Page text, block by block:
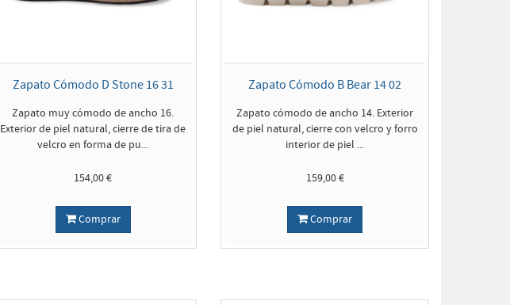
Zapato Cómodo D Stone 16 31
Zapato muy cómodo de ancho 16.
Exterior de piel natural, cierre de tira de
velcro en forma de pu...
154,00 €
Comprar
Zapato Cómodo B Bear 14 02
Zapato cómodo de ancho 14. Exterior
de piel natural, cierre con velcro y forro
interior de piel ...
159,00 €
Comprar